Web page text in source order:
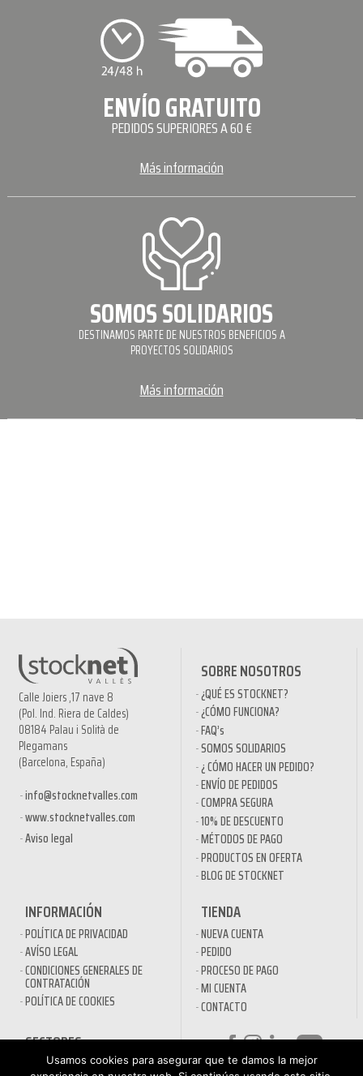
ENVÍO GRATUITO
PEDIDOS SUPERIORES A 60 €
Más información
SOMOS SOLIDARIOS
DESTINAMOS PARTE DE NUESTROS BENEFICIOS A
PROYECTOS SOLIDARIOS
Más información
Calle Joiers ,17 nave 8
(Pol. Ind. Riera de Caldes)
08184 Palau i Solità de
Plegamans
(Barcelona, España)
info@stocknetvalles.com
www.stocknetvalles.com
Aviso legal
SOBRE NOSOTROS
¿QUÉ ES STOCKNET?
¿CÓMO FUNCIONA?
FAQ’s
SOMOS SOLIDARIOS
¿ CÓMO HACER UN PEDIDO?
ENVÍO DE PEDIDOS
COMPRA SEGURA
10% DE DESCUENTO
MÉTODOS DE PAGO
PRODUCTOS EN OFERTA
BLOG DE STOCKNET
INFORMACIÓN
POLÍTICA DE PRIVACIDAD
AVÍSO LEGAL
CONDICIONES GENERALES DE
CONTRATACIÓN
POLÍTICA DE COOKIES
TIENDA
NUEVA CUENTA
PEDIDO
PROCESO DE PAGO
MI CUENTA
CONTACTO
SECTORES
DESINFECTANTES COVID-19
Usamos cookies para asegurar que te damos la mejor